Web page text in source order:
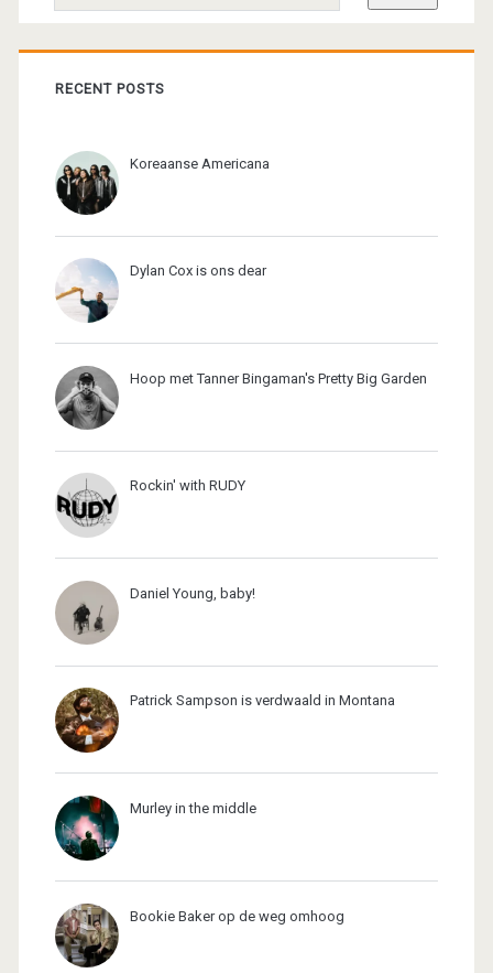
RECENT POSTS
Koreaanse Americana
Dylan Cox is ons dear
Hoop met Tanner Bingaman's Pretty Big Garden
Rockin' with RUDY
Daniel Young, baby!
Patrick Sampson is verdwaald in Montana
Murley in the middle
Bookie Baker op de weg omhoog